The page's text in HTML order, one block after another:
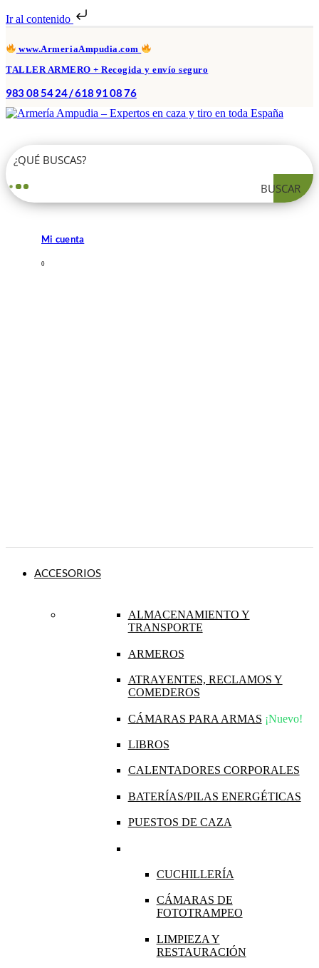
Ir al contenido
www.ArmeriaAmpudia.com
TALLER ARMERO + Recogida y envío seguro
983 08 54 24 / 618 91 08 76
BUSCAR
Mi cuenta
0
ACCESORIOS
ALMACENAMIENTO Y
TRANSPORTE
ARMEROS
ATRAYENTES, RECLAMOS Y
COMEDEROS
CÁMARAS PARA ARMAS ¡Nuevo!
LIBROS
CALENTADORES CORPORALES
BATERÍAS/PILAS ENERGÉTICAS
PUESTOS DE CAZA
CUCHILLERÍA
CÁMARAS DE
FOTOTRAMPEO
LIMPIEZA Y
RESTAURACIÓN